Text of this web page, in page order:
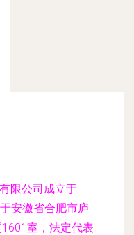
限公司成立于
安徽省合肥市庐
室，法定代表